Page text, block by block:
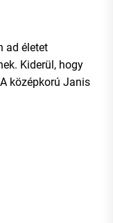
ad életet
Kiderül, hogy
középkorú Janis